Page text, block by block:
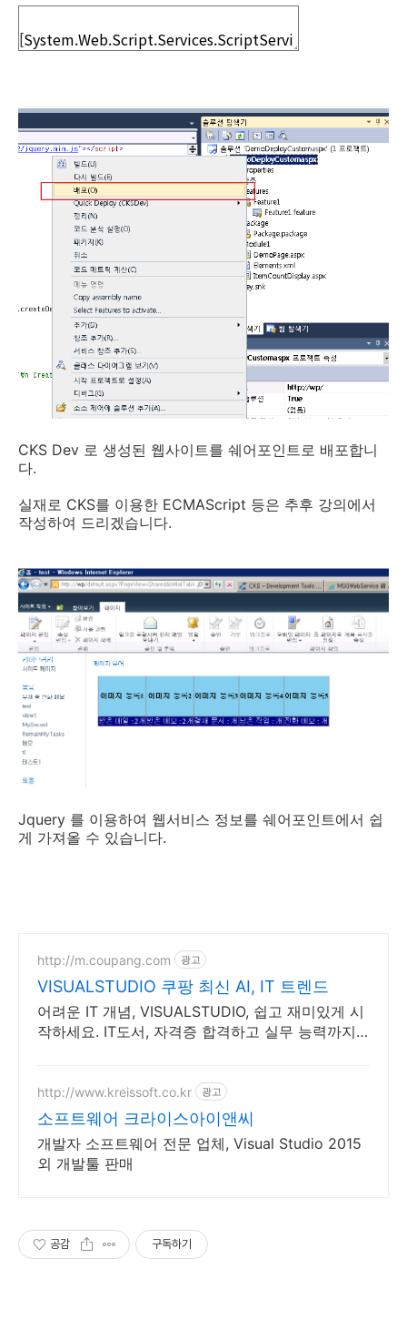
CKS Dev 로 생성된 웹사이트를 쉐어포인트로 배포합니
다.
실재로 CKS를 이용한 ECMAScript 등은 추후 강의에서
작성하여 드리겠습니다.
Jquery 를 이용하여 웹서비스 정보를 쉐어포인트에서 쉽
게 가져올 수 있습니다.
http://m.coupang.com 광고
VISUALSTUDIO 쿠팡 최신 AI, IT 트렌드
어려운 IT 개념, VISUALSTUDIO, 쉽고 재미있게 시
작하세요. IT도서, 자격증 합격하고 실무 능력까지
http://www.kreissoft.co.kr 광고
소프트웨어 크라이스아이앤씨
개발자 소프트웨어 전문 업체, Visual Studio 2015
외 개발툴 판매
공감 구독하기